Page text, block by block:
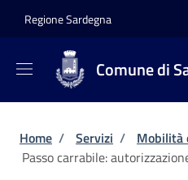
Regione Sardegna
Comune di
Briciole di
Home / Servizi / Mobilità
Passo carrabile: